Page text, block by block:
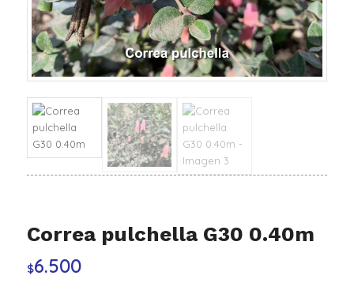
Correa pulchella G30 0.40m
$6.500